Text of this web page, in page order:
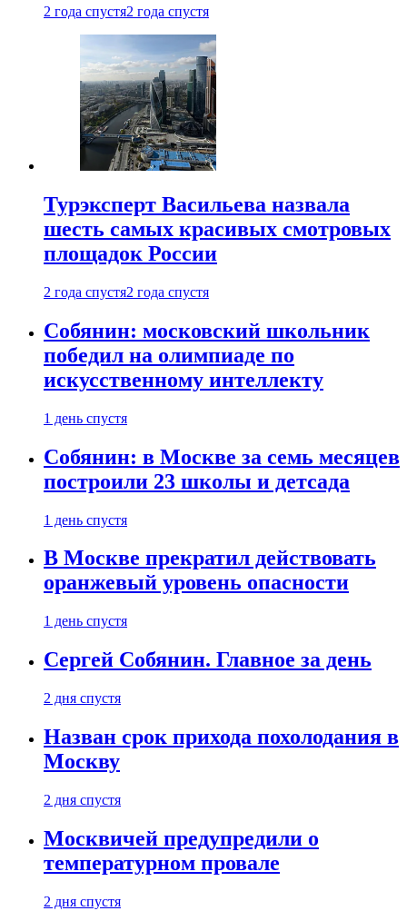
2 года спустя2 года спустя
Турэксперт Васильева назвала
шесть самых красивых смотровых
площадок России
2 года спустя2 года спустя
Собянин: московский школьник
победил на олимпиаде по
искусственному интеллекту
1 день спустя
Собянин: в Москве за семь месяцев
построили 23 школы и детсада
1 день спустя
В Москве прекратил действовать
оранжевый уровень опасности
1 день спустя
Сергей Собянин. Главное за день
2 дня спустя
Назван срок прихода похолодания в
Москву
2 дня спустя
Москвичей предупредили о
температурном провале
2 дня спустя